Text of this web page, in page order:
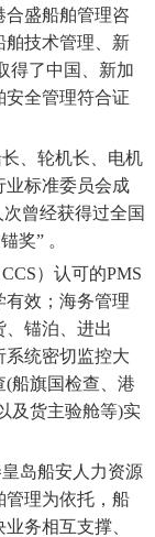
合盛船舶管理咨
舶技术管理、新
得了中国、新加
安全管理符合证
、轮机长、电机
业标准委员会成
曾经获得过全国
奖” 。
）认可的PMS
有效；海务管理
锚泊、进出
系统密切监控大
(船旗国检查、港
及货主验舱等)实
岛船安人力资源
管理为依托，船
务相互支撑、